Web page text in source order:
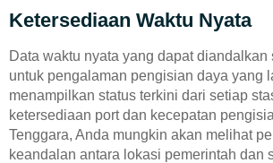
Ketersediaan Waktu Nyata
Data waktu nyata yang dapat diandalkan
untuk pengalaman pengisian daya yang
menampilkan status terkini dari setiap
ketersediaan port dan kecepatan
Tenggara, Anda mungkin akan melihat
keandalan antara lokasi pemerintah dan